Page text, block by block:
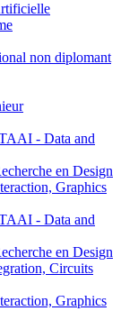
non diplomant
- Data and
en Design
Graphics
- Data and
en Design
Circuits
Graphics